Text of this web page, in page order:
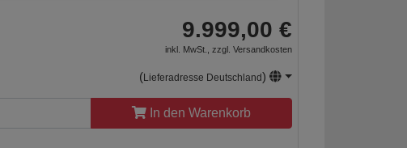
9.999,00 €
inkl. MwSt., zzgl. Versandkosten
(Lieferadresse Deutschland)
In den Warenkorb